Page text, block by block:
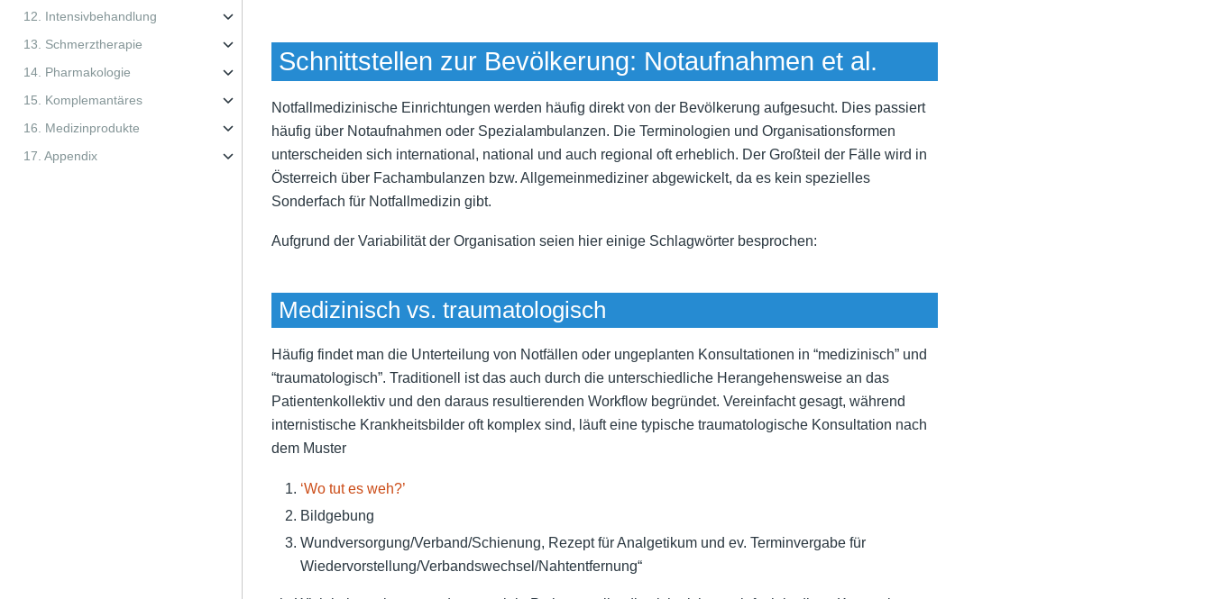
12. Intensivbehandlung
13. Schmerztherapie
14. Pharmakologie
15. Komplemantäres
16. Medizinprodukte
17. Appendix
Schnittstellen zur Bevölkerung: Notaufnahmen et al.
Notfallmedizinische Einrichtungen werden häufig direkt von der Bevölkerung aufgesucht. Dies passiert
häufig über Notaufnahmen oder Spezialambulanzen. Die Terminologien und Organisationsformen
unterscheiden sich international, national und auch regional oft erheblich. Der Großteil der Fälle wird in
Österreich über Fachambulanzen bzw. Allgemeinmediziner abgewickelt, da es kein spezielles
Sonderfach für Notfallmedizin gibt.
Aufgrund der Variabilität der Organisation seien hier einige Schlagwörter besprochen:
Medizinisch vs. traumatologisch
Häufig findet man die Unterteilung von Notfällen oder ungeplanten Konsultationen in “medizinisch” und
“traumatologisch”. Traditionell ist das auch durch die unterschiedliche Herangehensweise an das
Patientenkollektiv und den daraus resultierenden Workflow begründet. Vereinfacht gesagt, während
internistische Krankheitsbilder oft komplex sind, läuft eine typische traumatologische Konsultation nach
dem Muster
‘Wo tut es weh?’
Bildgebung
Wundversorgung/Verband/Schienung, Rezept für Analgetikum und ev. Terminvergabe für
Wiedervorstellung/Verbandswechsel/Nahtentfernung“